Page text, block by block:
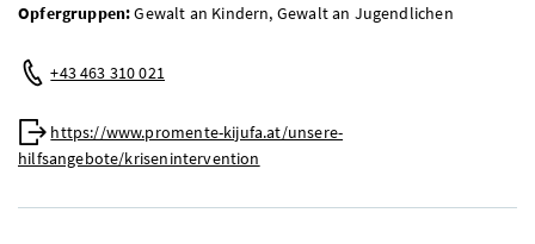
Opfergruppen:Gewalt an Kindern, Gewalt an Jugendlichen
Telefon:
+43 463 310 021
Web:
https://www.promente-kijufa.at/unsere-
hilfsangebote/krisenintervention